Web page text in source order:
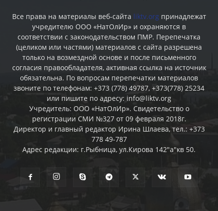
Все права на материалы веб-сайта liktv.org принадлежат
учредителю ООО «НатОлИр» и охраняются в
соответствии с законодательством ПМР. Перепечатка
(целиком или частями) материалов c сайта разрешена
только на возмездной основе и после письменного
согласия правообладателя, активная ссылка на источник
обязательна. По вопросам перепечатки материалов
звоните по телефонам: +373 (778) 49787, +373(778) 25234
или пишите по адресу: info@liktv.org
Учредитель: ООО «НатОлИр». Свидетельство о
регистрации СМИ №327 от 09 февраля 2018г.
Директор и главный редактор Ирина Шлаева, тел.: +373
778 49-787
Адрес редакции: г.Рыбница, ул.Кирова 142"а"кв 50.